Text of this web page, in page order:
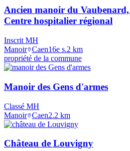
Ancien manoir du
Centre hospitalier régional
Inscrit MH
Manoir Caen16e s.2 km
propriété de la commune
Manoir des Gens d'armes
Classé MH
Manoir Caen2.2 km
Château de Louvigny